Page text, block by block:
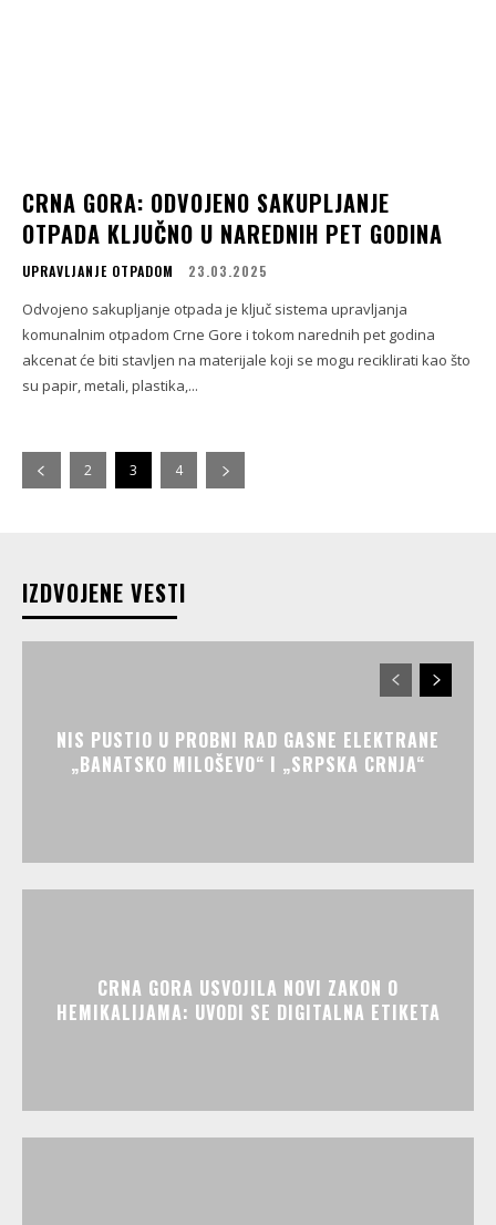
CRNA GORA: ODVOJENO SAKUPLJANJE
OTPADA KLJUČNO U NAREDNIH PET GODINA
UPRAVLJANJE OTPADOM 23.03.2025
Odvojeno sakupljanje otpada je ključ sistema upravljanja
komunalnim otpadom Crne Gore i tokom narednih pet godina
akcenat će biti stavljen na materijale koji se mogu reciklirati kao što
su papir, metali, plastika,...
2 3 4
IZDVOJENE VESTI
NIS PUSTIO U PROBNI RAD GASNE ELEKTRANE
„BANATSKO MILOŠEVO“ I „SRPSKA CRNJA“
CRNA GORA USVOJILA NOVI ZAKON O
HEMIKALIJAMA: UVODI SE DIGITALNA ETIKETA